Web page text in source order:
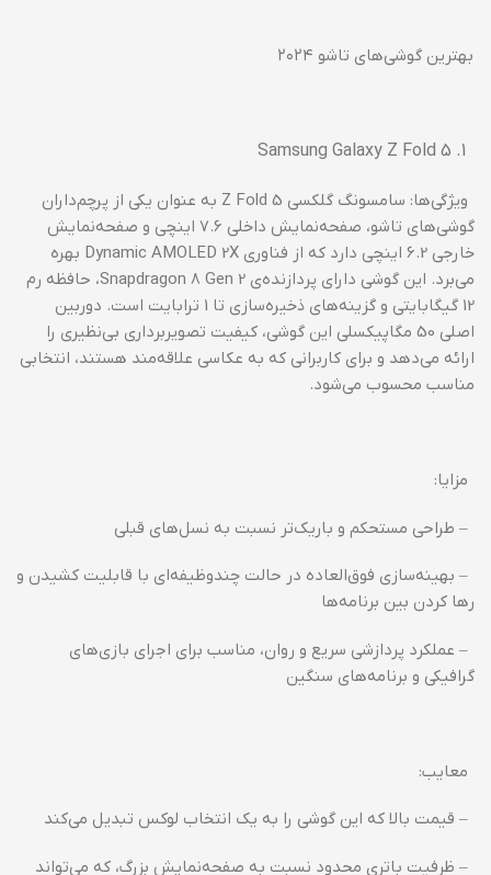
بهترین گوشی‌های تاشو ۲۰۲۴
Samsung Galaxy Z Fold 5
ویژگی‌ها: سامسونگ گلکسی Z Fold 5 به عنوان یکی از پرچم‌داران
گوشی‌های تاشو، صفحه‌نمایش داخلی 7.6 اینچی و صفحه‌نمایش
خارجی 6.2 اینچی دارد که از فناوری Dynamic AMOLED 2X بهره
می‌برد. این گوشی دارای پردازنده‌ی Snapdragon 8 Gen 2، حافظه رم
12 گیگابایتی و گزینه‌های ذخیره‌سازی تا 1 ترابایت است. دوربین
اصلی 50 مگاپیکسلی این گوشی، کیفیت تصویربرداری بی‌نظیری را
ارائه می‌دهد و برای کاربرانی که به عکاسی علاقه‌مند هستند، انتخابی
مناسب محسوب می‌شود.
مزایا:
– طراحی مستحکم و باریک‌تر نسبت به نسل‌های قبلی
– بهینه‌سازی فوق‌العاده در حالت چندوظیفه‌ای با قابلیت کشیدن و
رها کردن بین برنامه‌ها
– عملکرد پردازشی سریع و روان، مناسب برای اجرای بازی‌های
گرافیکی و برنامه‌های سنگین
معایب:
– قیمت بالا که این گوشی را به یک انتخاب لوکس تبدیل می‌کند
– ظرفیت باتری محدود نسبت به صفحه‌نمایش بزرگ، که می‌تواند